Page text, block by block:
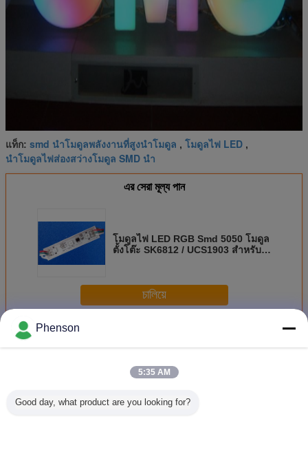
แท็ก: smd นำโมดูลพลังงานที่สูงนำโมดูล , โมดูลไฟ LED ,
นำโมดูลไฟส่องสว่างโมดูล SMD นำ
এর সেরা মূল্য পান
โมดูลไฟ LED RGB Smd 5050 โมดูล
ตั้งโต๊ะ SK6812 / UCS1903 สำหรับ
চালিয়ে
มากกว่าไฟ LED โมดูล
Phenson
5:35 AM
Good day, what product are you looking for?